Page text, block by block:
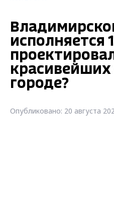
исполняется
красивейших
городе?
Опубликовано: 20 августа